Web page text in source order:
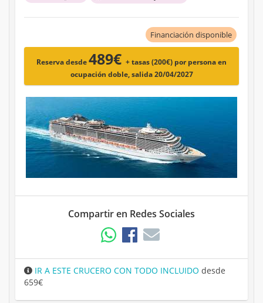
Financiación disponible
Reserva desde489€ + tasas (200€) por persona en
ocupación doble, salida 20/04/2027
Compartir en Redes Sociales
IR A ESTE CRUCERO CON TODO INCLUIDO desde
659€